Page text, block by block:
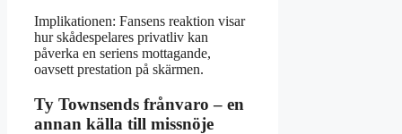
Implikationen: Fansens reaktion visar
hur skådespelares privatliv kan
påverka en seriens mottagande,
oavsett prestation på skärmen.
Ty Townsends frånvaro – en
annan källa till missnöje